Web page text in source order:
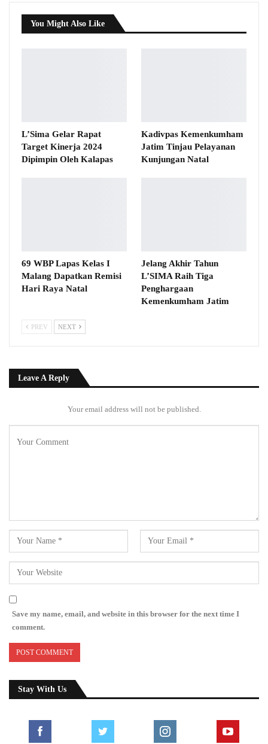
You Might Also Like
L’Sima Gelar Rapat
Target Kinerja 2024
Dipimpin Oleh Kalapas
Kadivpas Kemenkumham
Jatim Tinjau Pelayanan
Kunjungan Natal
69 WBP Lapas Kelas I
Malang Dapatkan Remisi
Hari Raya Natal
Jelang Akhir Tahun
L’SIMA Raih Tiga
Penghargaan
Kemenkumham Jatim
PREV NEXT
Leave A Reply
Your email address will not be published.
Save my name, email, and website in this browser for the next time I
comment.
Stay With Us